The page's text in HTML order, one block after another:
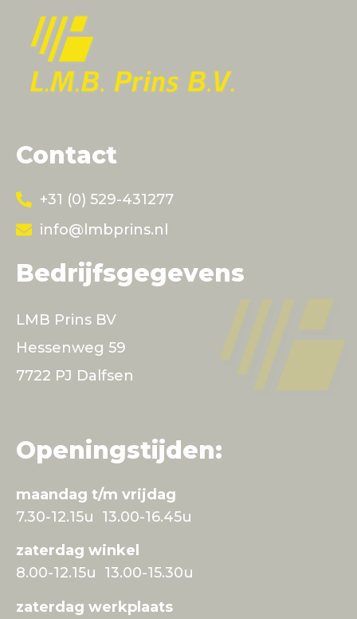
Contact
+31 (0) 529-431277
info@lmbprins.nl
Bedrijfsgegevens
LMB Prins BV
Hessenweg 59
7722 PJ Dalfsen
Openingstijden:
maandag t/m vrijdag
7.30-12.15u 13.00-16.45u
zaterdag winkel
8.00-12.15u 13.00-15.30u
zaterdag werkplaats